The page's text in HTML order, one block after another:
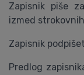
Zapisnik piše
izmed
Zapisnik
Predlog